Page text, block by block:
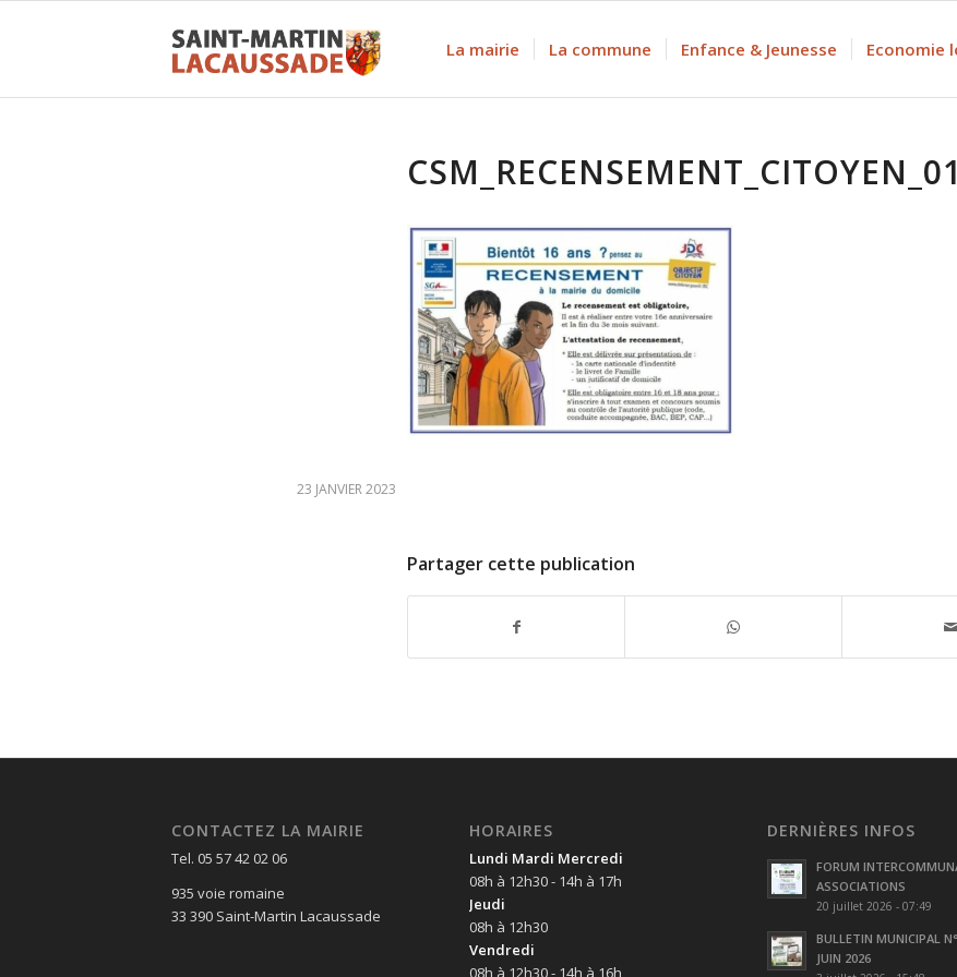
La mairie La commune Enfance & Jeunesse Economie
23 JANVIER 2023
Partager cette publication
CONTACTEZ LA MAIRIE
Tel. 05 57 42 02 06
935 voie romaine
33 390 Saint-Martin Lacaussade
HORAIRES
Lundi Mardi Mercredi
08h à 12h30 - 14h à 17h
Jeudi
08h à 12h30
Vendredi
08h à 12h30 - 14h à 16h
DERNIÈRES INFOS
FORUM
ASSOCIATIONS
20 juillet 2026 - 07:49
BULLETIN MUNICIPAL
JUIN 2026